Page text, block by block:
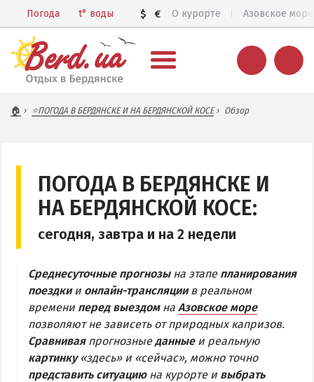
Погода t° воды $ € О курорте Азовское море
Цены 2026
Пляжи
Бердянск в 3D
КАРТА БЕРДЯНСКА
Городская часть
Бердянская коса
БЕРДЯНСКАЯ КОСА
🏠 ⭐ПОГОДА В БЕРДЯНСКЕ И НА БЕРДЯНСКОЙ КОСЕ Обзор
ПОГОДА В БЕРДЯНСКЕ И
НА БЕРДЯНСКОЙ КОСЕ:
сегодня, завтра и на 2 недели
Среднесуточные прогнозына этапе планирования
поездкии онлайн-трансляциив реальном
времени перед выездомна Азовское море
позволяют не зависеть от природных капризов.
Сравниваяпрогнозныеданныеи реальную
картинку«здесь» и «сейчас», можно точно
представить ситуациюна курорте и выбрать